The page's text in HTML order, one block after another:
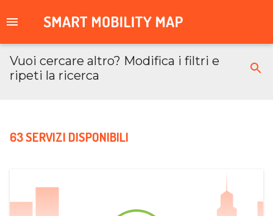
Vuoi cercare altro? Modifica i filtri e
ripeti la ricerca
63 SERVIZI DISPONIBILI